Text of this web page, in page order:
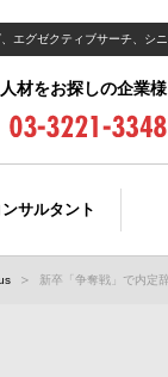
グゼクティブサーチ、シニ
ンサルタント
人材をお探しの企業様
新卒「争奪戦」で内定